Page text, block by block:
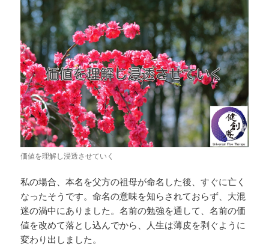
価値を理解し浸透させていく
私の場合、本名を父方の祖母が命名した後、すぐに亡く
なったそうです。命名の意味を知らされておらず、大混
迷の渦中にありました。名前の勉強を通して、名前の価
値を改めて落とし込んでから、人生は薄皮を剥ぐように
変わり出しました。